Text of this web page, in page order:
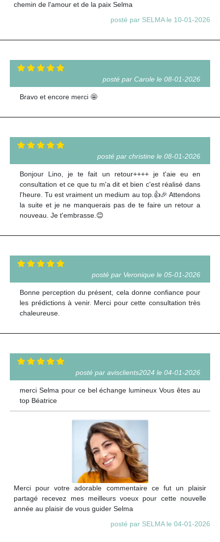
chemin de l'amour et de la paix Selma
posté par SELMA le 10-01-2026
posté par Carole le 08-01-2026
Bravo et encore merci 🤩
posté par christine le 08-01-2026
Bonjour Lino, je te fait un retour++++ je t'aie eu en
consultation et ce que tu m'a dit et bien c'est réalisé dans
l'heure. Tu est vraiment un medium au top.👍🎉 Attendons
la suite et je ne manquerais pas de te faire un retour a
nouveau. Je t'embrasse.😊
posté par Veronique le 05-01-2026
Bonne perception du présent, cela donne confiance pour
les prédictions à venir. Merci pour cette consultation très
chaleureuse.
posté par avisclients2024 le 04-01-2026
merci Selma pour ce bel échange lumineux Vous êtes au
top Béatrice
Merci pour votre adorable commentaire ce fut un plaisir
partagé recevez mes meilleurs voeux pour cette nouvelle
année au plaisir de vous guider Selma
posté par SELMA le 04-01-2026